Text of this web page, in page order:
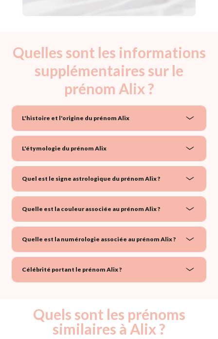
Quelles sont les informations
supplémentaires sur le
prénom Alix ?
L'histoire et l'origine du prénom Alix
L'étymologie du prénom Alix
Quel est le signe astrologique du prénom Alix ?
Quelle est la couleur associée au prénom Alix ?
Quelle est la numérologie associée au prénom Alix ?
Célébrité portant le prénom Alix ?
Quels sont les prénoms
similaires à Alix ?